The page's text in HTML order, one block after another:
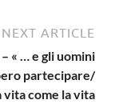
NEXT ARTICLE
« … e gli uomini
partecipare/
vita come la vita